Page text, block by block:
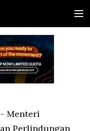
- Menteri
Perlindungan